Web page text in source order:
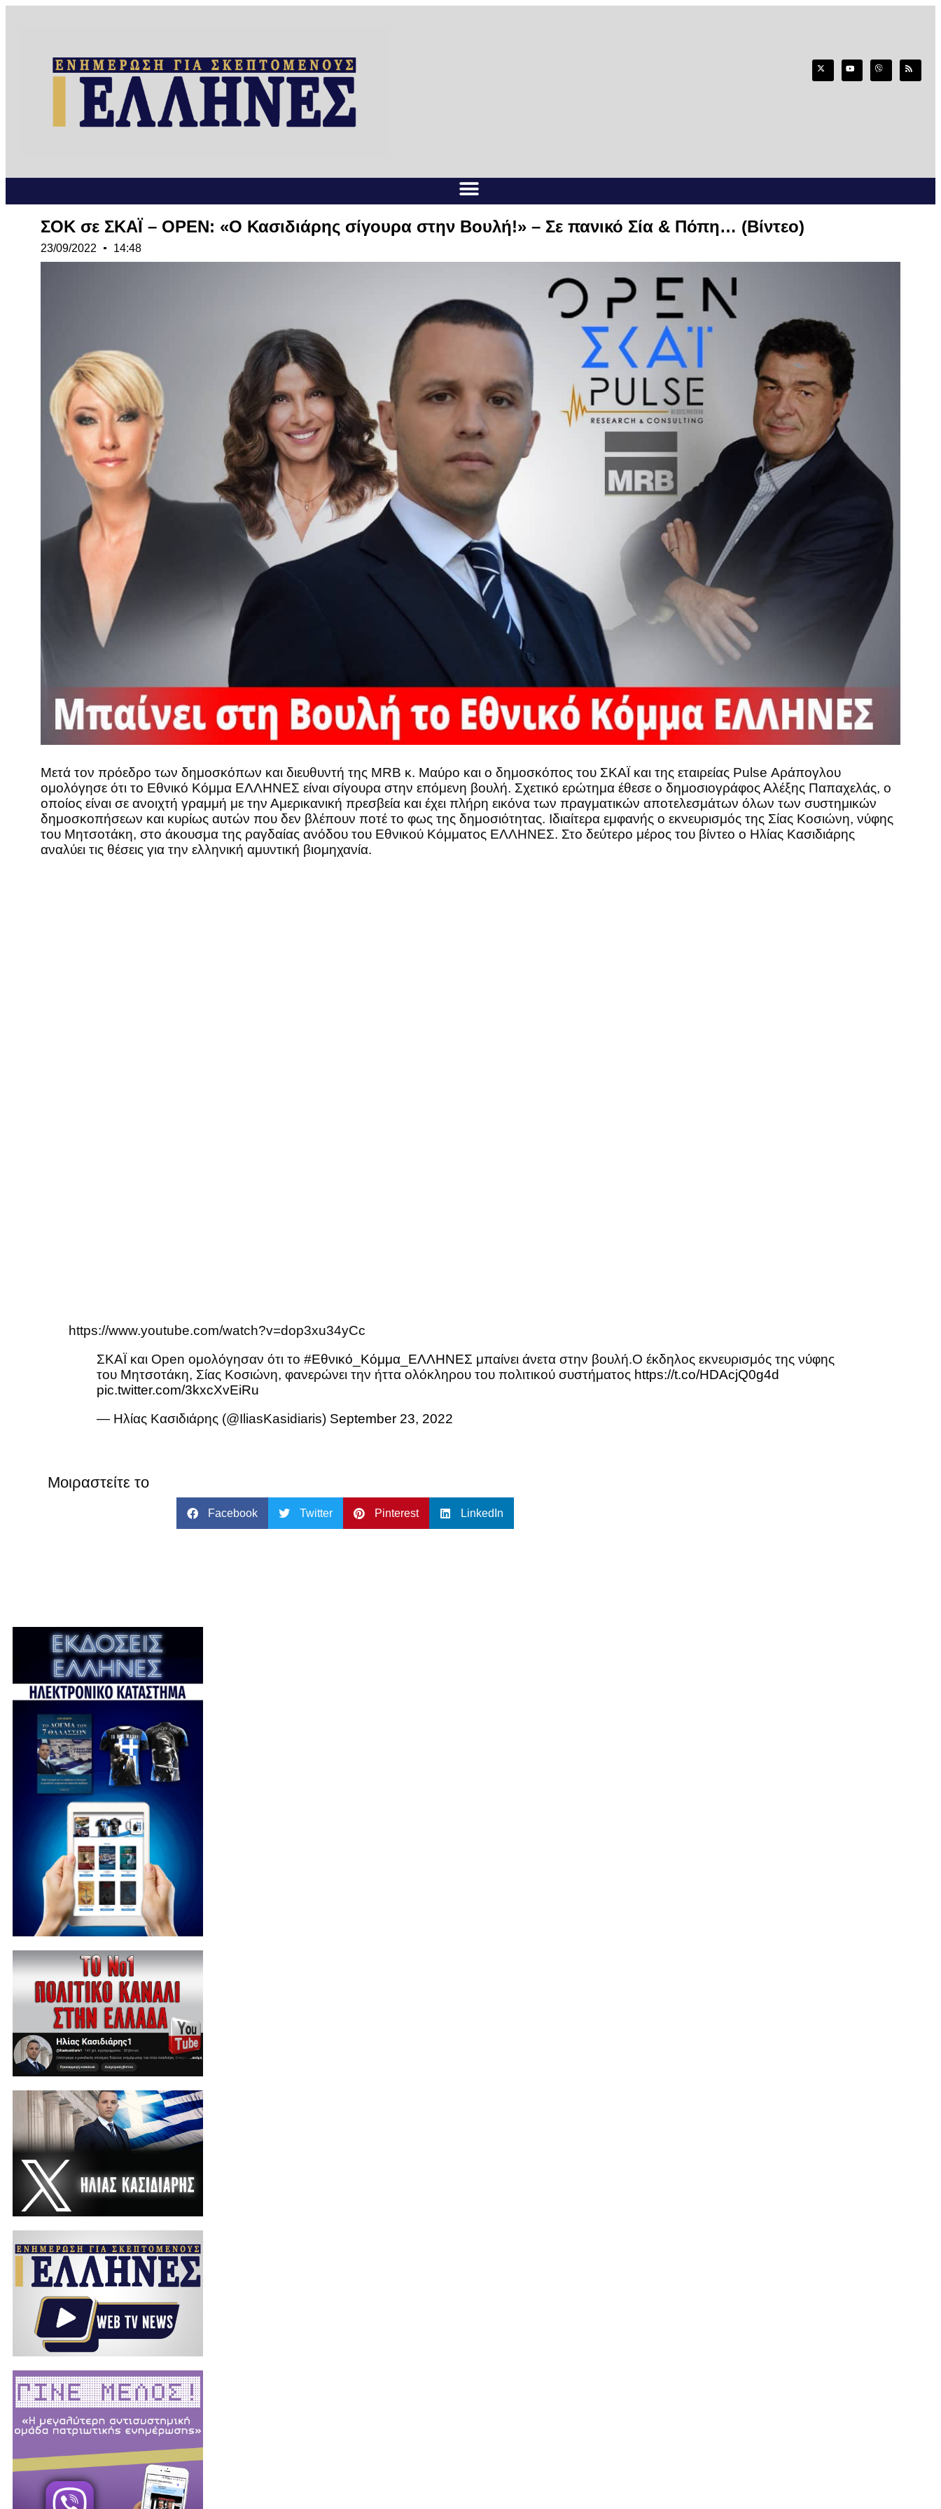
ΣΟΚ σε ΣΚΑΪ – OPEN: «Ο Κασιδιάρης σίγουρα στην Βουλή!» – Σε πανικό Σία & Πόπη… (Βίντεο)
23/09/2022 14:48
Μετά τον πρόεδρο των δημοσκόπων και διευθυντή της MRB κ. Μαύρο και ο δημοσκόπος του ΣΚΑΪ και της εταιρείας Pulse Αράπογλου
ομολόγησε ότι το Εθνικό Κόμμα ΕΛΛΗΝΕΣ είναι σίγουρα στην επόμενη βουλή. Σχετικό ερώτημα έθεσε ο δημοσιογράφος Αλέξης Παπαχελάς, ο
οποίος είναι σε ανοιχτή γραμμή με την Αμερικανική πρεσβεία και έχει πλήρη εικόνα των πραγματικών αποτελεσμάτων όλων των συστημικών
δημοσκοπήσεων και κυρίως αυτών που δεν βλέπουν ποτέ το φως της δημοσιότητας. Ιδιαίτερα εμφανής ο εκνευρισμός της Σίας Κοσιώνη, νύφης
του Μητσοτάκη, στο άκουσμα της ραγδαίας ανόδου του Εθνικού Κόμματος ΕΛΛΗΝΕΣ. Στο δεύτερο μέρος του βίντεο ο Ηλίας Κασιδιάρης
αναλύει τις θέσεις για την ελληνική αμυντική βιομηχανία.
https://www.youtube.com/watch?v=dop3xu34yCc
ΣΚΑΪ και Open ομολόγησαν ότι το #Εθνικό_Κόμμα_ΕΛΛΗΝΕΣ μπαίνει άνετα στην βουλή.Ο έκδηλος εκνευρισμός της νύφης
του Μητσοτάκη, Σίας Κοσιώνη, φανερώνει την ήττα ολόκληρου του πολιτικού συστήματος https://t.co/HDAcjQ0g4d
pic.twitter.com/3kxcXvEiRu
— Ηλίας Κασιδιάρης (@IliasKasidiaris) September 23, 2022
Μοιραστείτε το
Facebook Twitter Pinterest LinkedIn